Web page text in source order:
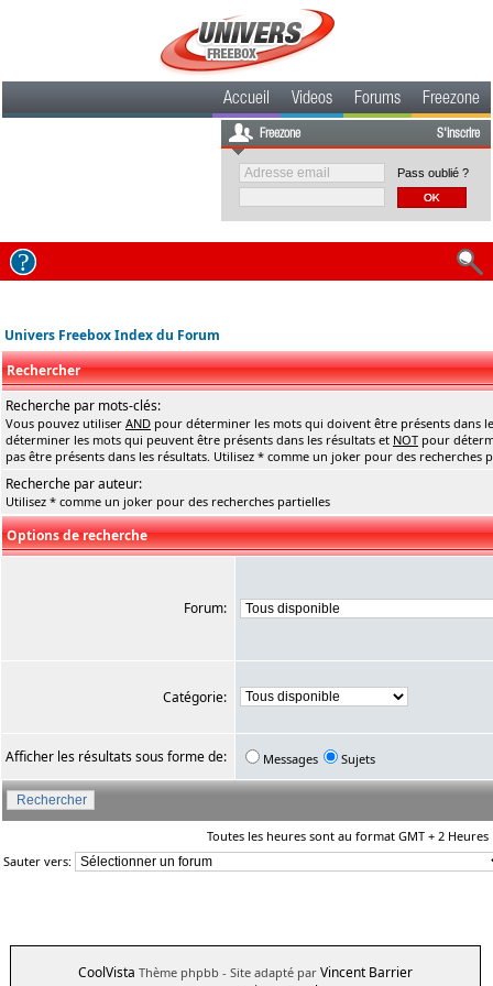
Accueil Videos Forums Freezone
Freezone S'inscrire
Pass oublié ?
Univers Freebox Index du Forum
Rechercher
Recherche par mots-clés:
Vous pouvez utiliser AND pour déterminer les mots qui doivent être présents dans
déterminer les mots qui peuvent être présents dans les résultats et NOT pour
pas être présents dans les résultats. Utilisez * comme un joker pour des recherches
Recherche par auteur:
Utilisez * comme un joker pour des recherches partielles
Options de recherche
Forum:
Catégorie:
Afficher les résultats sous forme de: Messages Sujets
Toutes les heures sont au format GMT + 2 Heures
Sauter vers:
CoolVista Thème phpbb - Site adapté par Vincent Barrier